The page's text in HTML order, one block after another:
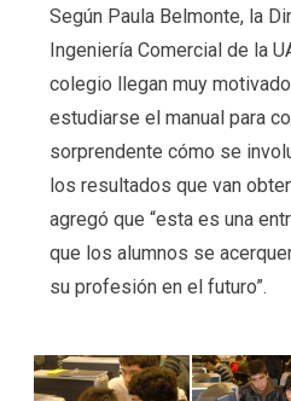
Según Paula Belmonte, la
Ingeniería Comercial de la
colegio llegan muy
estudiarse el manual para
sorprendente cómo se
los resultados que van
agregó que “esta es una
que los alumnos se
su profesión en el futuro”.